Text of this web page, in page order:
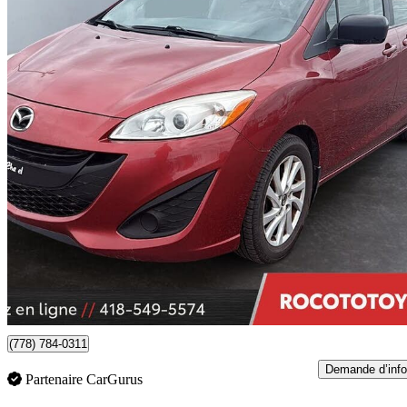
2015 Mazda MAZDA5
GS 120 293 km
8 780 $
Chicoutimi, QC
(778) 784-0311
Partenaire CarGurus
Demande d’info